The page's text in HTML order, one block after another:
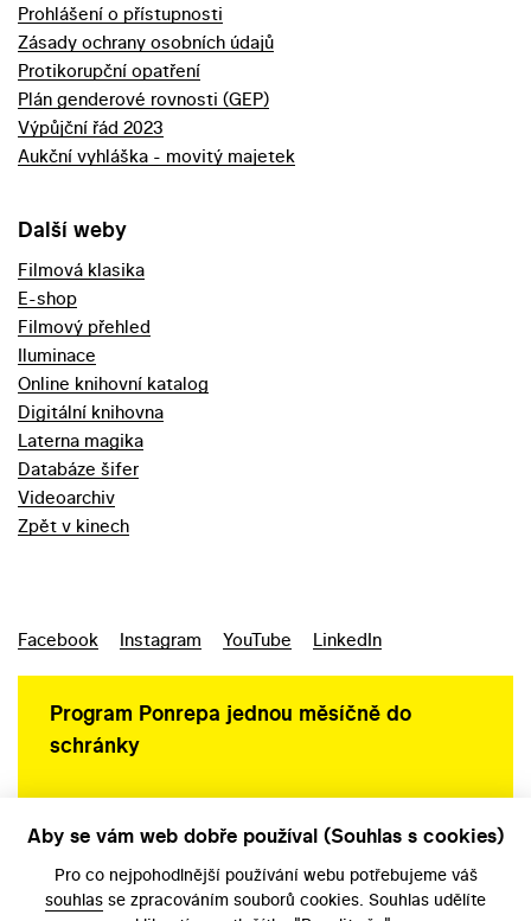
Prohlášení o přístupnosti
Zásady ochrany osobních údajů
Protikorupční opatření
Plán genderové rovnosti (GEP)
Výpůjční řád 2023
Aukční vyhláška - movitý majetek
Další weby
Filmová klasika
E-shop
Filmový přehled
Iluminace
Online knihovní katalog
Digitální knihovna
Laterna magika
Databáze šifer
Videoarchiv
Zpět v kinech
Facebook Instagram YouTube LinkedIn
Program Ponrepa jednou měsíčně do
schránky
Aby se vám web dobře používal (Souhlas s cookies)
Pro co nejpohodlnější používání webu potřebujeme váš
souhlas se zpracováním souborů cookies. Souhlas udělíte